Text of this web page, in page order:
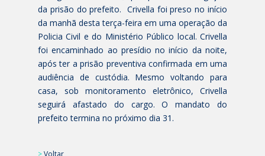
da prisão do prefeito. Crivella foi preso no início
da manhã desta terça-feira em uma operação da
Policia Civil e do Ministério Público local. Crivella
foi encaminhado ao presídio no início da noite,
após ter a prisão preventiva confirmada em uma
audiência de custódia. Mesmo voltando para
casa, sob monitoramento eletrônico, Crivella
seguirá afastado do cargo. O mandato do
prefeito termina no próximo dia 31.
>Voltar